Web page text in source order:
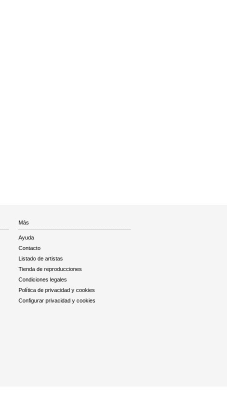
Más
Ayuda
Contacto
Listado de artistas
Tienda de reproducciones
Condiciones legales
Política de privacidad y cookies
Configurar privacidad y cookies